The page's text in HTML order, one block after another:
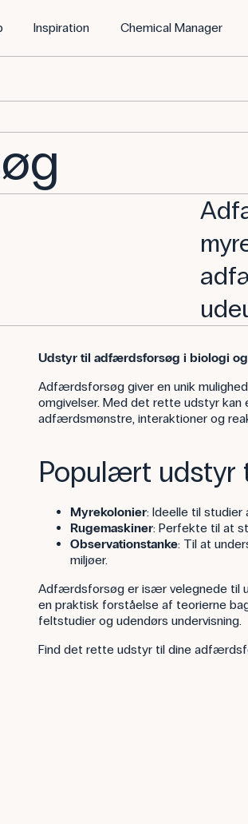
Inspiration Chemical Manager
Udstyr til adfærdsforsøg i biologi
Adfærdsforsøg giver en unik
omgivelser. Med det rette udstyr
adfærdsmønstre, interaktioner og
Populært udstyr
Myrekolonier: Ideelle til
Rugemaskiner: Perfekte til at
Observationstanke: Til at
miljøer.
Adfærdsforsøg er især velegnede til
en praktisk forståelse af teorierne
feltstudier og udendørs undervisning.
Find det rette udstyr til dine